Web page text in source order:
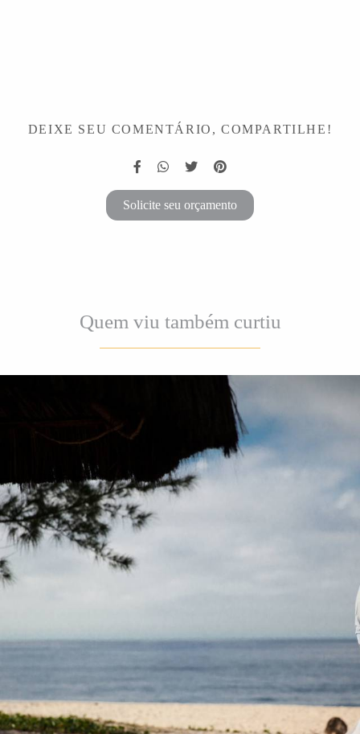
DEIXE SEU COMENTÁRIO, COMPARTILHE!
Solicite seu orçamento
Quem viu também curtiu